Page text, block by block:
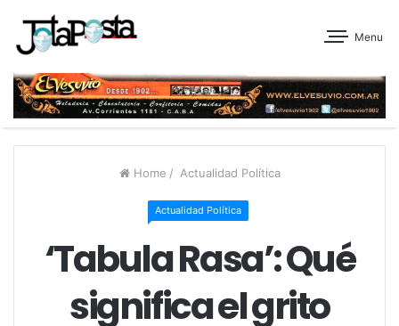
Menu
Home / Actualidad Política
Actualidad Política
‘Tabula Rasa’: Qué
significa el grito